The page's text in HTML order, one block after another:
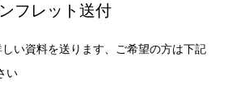
フレット送付
い資料を送ります、ご希望の方は下記
い